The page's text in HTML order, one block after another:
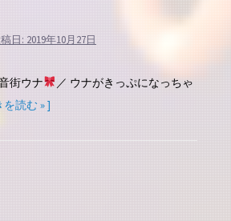
日: 2019年10月27日
街ウナ
／ ウナがきっぷになっちゃ
を読む » ]